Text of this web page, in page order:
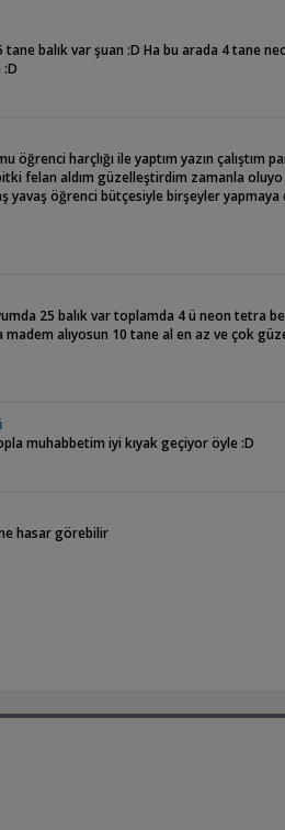
tane balık var şuan :D Ha bu arada 4 tane
öğrenci harçlığı ile yaptım yazın
felan aldım güzelleştirdim zamanla oluyo
yavaş öğrenci bütçesiyle birşeyler
25 balık var toplamda 4 ü neon tetra
madem alıyosun 10 tane al en az ve çok
muhabbetim iyi kıyak geçiyor öyle :D
hasar görebilir